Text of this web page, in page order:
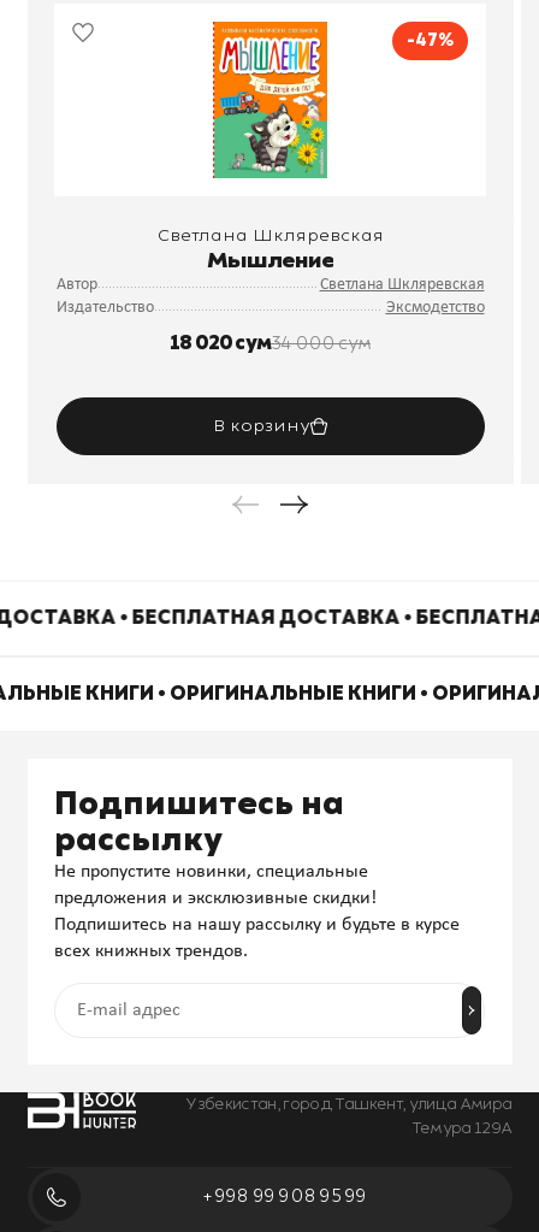
-47%
Светлана Шкляревская
Мышление
Автор
Светлана Шкляревская
Издательство
Эксмодетство
18 020 сум34 000 сум
В корзину
• БЕСПЛАТНАЯ ДОСТАВКА •
КНИГИ • ОРИГИНАЛЬНЫЕ КНИГИ •
Узбекистан, город Ташкент, улица Амира
Темура 129А
+998 99 908 95 99
Подпишитесь на
рассылку
Не пропустите новинки, специальные
предложения и эксклюзивные скидки!
Подпишитесь на нашу рассылку и будьте в курсе
всех книжных трендов.